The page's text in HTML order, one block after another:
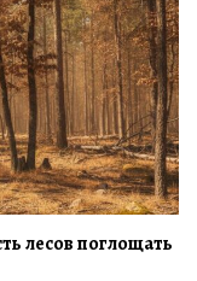
лесов поглощать